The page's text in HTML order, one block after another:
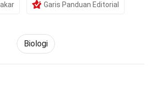
Garis Panduan Editorial
Biologi